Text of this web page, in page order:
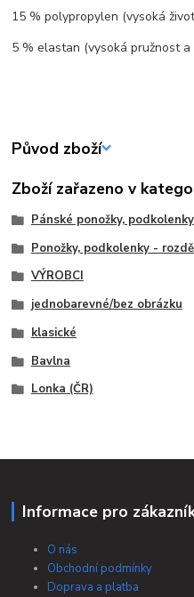
15 % polypropylen (vysoká
5 % elastan (vysoká pružnost
Původ zboží
Zboží zařazeno v
Pánské ponožky, podkolenky
Ponožky, podkolenky -
VÝROBCI
jednobarevné/bez obrázku
klasické
Bavlna
Lonka (ČR)
Informace pro
O nás
Obchodní podmínky
Doprava a platba